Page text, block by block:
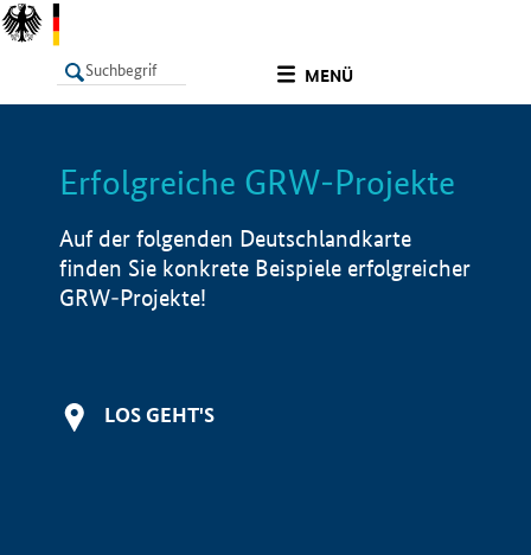
MENÜ
LISTE Info
Erfolgreiche GRW-Projekte
Auf der folgenden Deutschlandkarte
finden Sie konkrete Beispiele erfolgreicher
GRW-Projekte!
LOS GEHT'S